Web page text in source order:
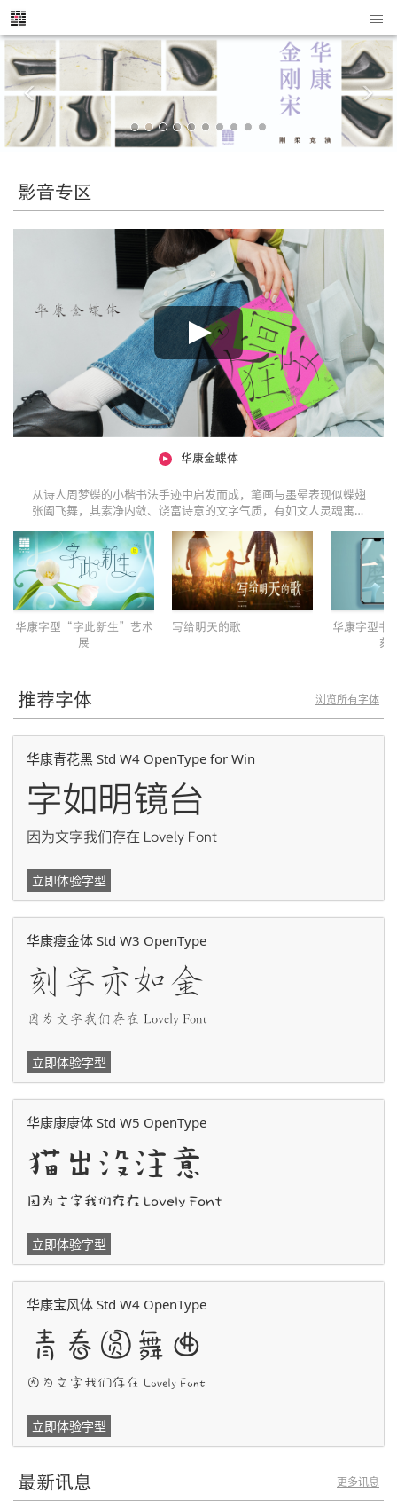
P
r
e
v
i
u
N
e
x
t
影音专区
华康金蝶体
从诗人周梦蝶的小楷书法手迹中启发而成，笔画与墨晕表现似蝶翅
张阖飞舞，其素净内敛、饶富诗意的文字气质，有如文人灵魂寓居
华康字型“字此新生”艺术
展
写给明天的歌
华康字型书
刻
推荐字体 浏览所有字体
立即体验字型
华康青花黑 Std W4 OpenType for Win
字如明镜台
因为文字我们存在 Lovely Font
立即体验字型
华康瘦金体 Std W3 OpenType
刻字亦如金
因为文字我们存在 Lovely Font
立即体验字型
华康康康体 Std W5 OpenType
猫出没注意
因为文字我们存在 Lovely Font
立即体验字型
华康宝风体 Std W4 OpenType
青春圆舞曲
因为文字我们存在 Lovely Font
最新讯息 更多讯息